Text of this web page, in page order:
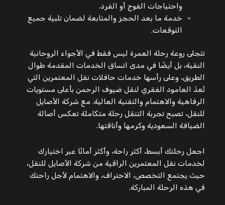
واحتياجات الفوج أو الفرد.
خدمة ما بعد الحجز والمتابعة لضمان تلبية جميع
التوقعات.
تتجلى روعة رحلة العمرة ليس فقط في الأجواء الروحانية
النقية، بل أيضًا في مدى اتساق الخدمات المقدمة طوال
الطريق، وعلى رأسها خدمات حافلات نقل المعتمرين التي
تُعدّ العامود الفقري لنقل ضيوف الرحمن بأعلى مستويات
الرفاهية والاهتمام والتقنية العالية. مع شركة الأصايل
للنقل، تصبح تجربة التنقل رحلة متكاملة تعكس أصالة
الضيافة السعودية وكرمها وأناقتها.
اجعل رحلتك أبسط، أكثر راحة، وأكثر أمانًا عبر اختيارك
لخدمات نقل المعتمرين الراقية من شركة الأصايل للنقل،
حيث يجتمع التخصص، الاحتراف، والاهتمام لأجل راحتك
في هذه الرحلة المباركة.